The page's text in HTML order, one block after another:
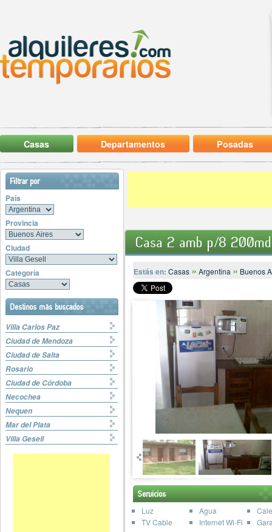
Casas Departamentos Posadas
Filtrar por
País
Provincia
Ciudad
Categoría
Destinos más buscados
Villa Carlos Paz
Ciudad de Mendoza
Ciudad de Salta
Rosario
Ciudad de Córdoba
Necochea
Nequen
Mar del Plata
Villa Gesell
Casa 2 amb p/8
Estás en: Casas » Argentina » Buenos
Servicios
Luz Agua
TV Cable
Internet Wi-Fi